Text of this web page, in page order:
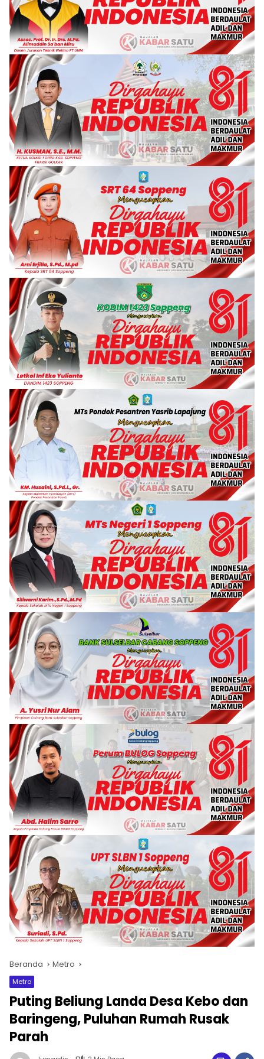
Beranda Metro
Metro
Puting Beliung Landa Desa Kebo dan
Baringeng, Puluhan Rumah Rusak
Parah